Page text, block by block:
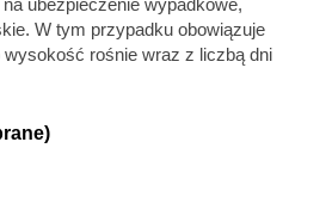
W tym przypadku obowiązuje
rośnie wraz z liczbą dni